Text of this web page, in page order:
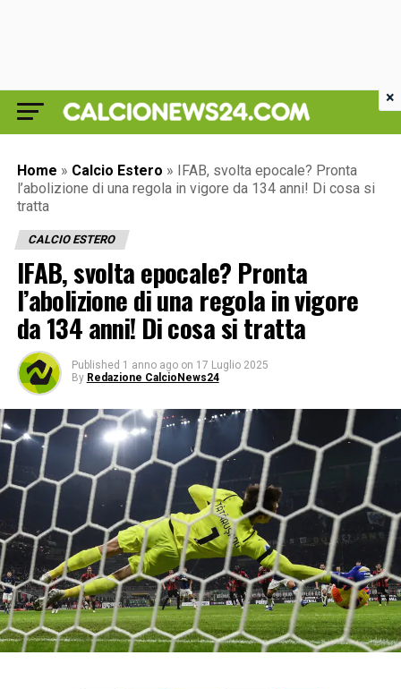
Home » Calcio Estero » IFAB, svolta epocale? Pronta
l’abolizione di una regola in vigore da 134 anni! Di cosa si
tratta
CALCIO ESTERO
IFAB, svolta epocale? Pronta
l’abolizione di una regola in vigore
da 134 anni! Di cosa si tratta
Published 1 anno ago on 17 Luglio 2025
By Redazione CalcioNews24
×